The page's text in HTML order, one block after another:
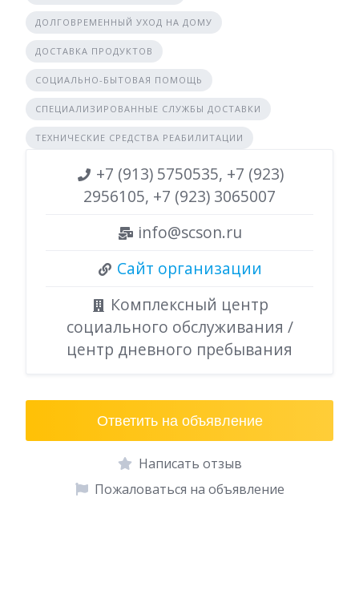
ДОЛГОВРЕМЕННЫЙ УХОД НА ДОМУ
ДОСТАВКА ПРОДУКТОВ
СОЦИАЛЬНО-БЫТОВАЯ ПОМОЩЬ
СПЕЦИАЛИЗИРОВАННЫЕ СЛУЖБЫ ДОСТАВКИ
ТЕХНИЧЕСКИЕ СРЕДСТВА РЕАБИЛИТАЦИИ
+7 (913) 5750535, +7 (923)
2956105, +7 (923) 3065007
info@scson.ru
Сайт организации
Комплексный центр
социального обслуживания /
центр дневного пребывания
Ответить на объявление
Написать отзыв
Пожаловаться на объявление